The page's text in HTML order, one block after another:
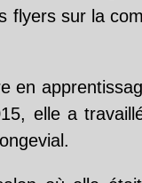
flyers sur la
en
elle a